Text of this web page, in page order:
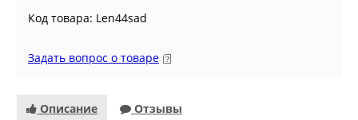
Код товара: Len44sad
Задать вопрос о товаре
Описание Отзывы